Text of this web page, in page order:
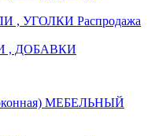
УГОЛКИ Распродажа
, ДОБАВКИ
МЕБЕЛЬНЫЙ